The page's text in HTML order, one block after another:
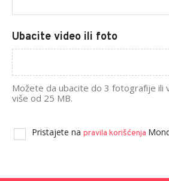
Ubacite video ili foto
Možete da ubacite do 3 fotografije ili
više od 25 MB.
Pristajete na pravila korišćenja